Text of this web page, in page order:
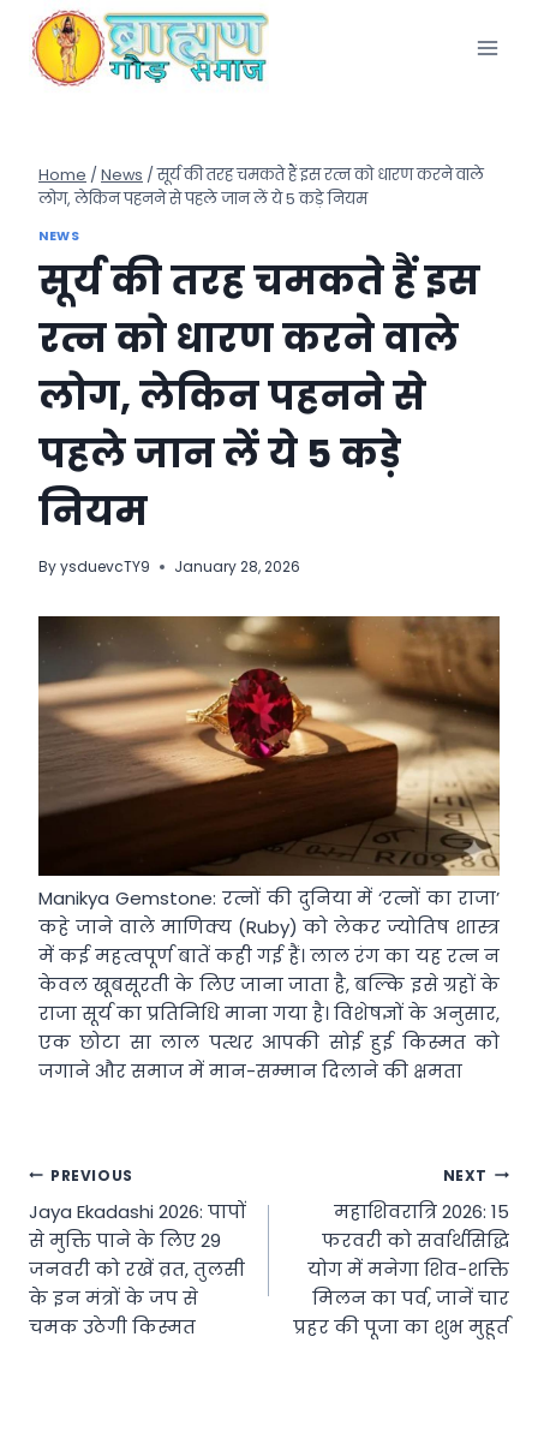
content
Home / News / सूर्य की तरह चमकते हैं इस रत्न को धारण करने वाले
लोग, लेकिन पहनने से पहले जान लें ये 5 कड़े नियम
NEWS
सूर्य की तरह चमकते हैं इस
रत्न को धारण करने वाले
लोग, लेकिन पहनने से
पहले जान लें ये 5 कड़े
नियम
ByysduevcTY9 January 28, 2026
Manikya Gemstone: रत्नों की दुनिया में ‘रत्नों का राजा’
कहे जाने वाले माणिक्य (Ruby) को लेकर ज्योतिष शास्त्र
में कई महत्वपूर्ण बातें कही गई हैं। लाल रंग का यह रत्न न
केवल खूबसूरती के लिए जाना जाता है, बल्कि इसे ग्रहों के
राजा सूर्य का प्रतिनिधि माना गया है। विशेषज्ञों के अनुसार,
एक छोटा सा लाल पत्थर आपकी सोई हुई किस्मत को
जगाने और समाज में मान-सम्मान दिलाने की क्षमता
Post
navigation
PREVIOUS
Jaya Ekadashi 2026: पापों
से मुक्ति पाने के लिए 29
जनवरी को रखें व्रत, तुलसी
के इन मंत्रों के जप से
चमक उठेगी किस्मत
NEXT
महाशिवरात्रि 2026: 15
फरवरी को सर्वार्थसिद्धि
योग में मनेगा शिव-शक्ति
मिलन का पर्व, जानें चार
प्रहर की पूजा का शुभ मुहूर्त